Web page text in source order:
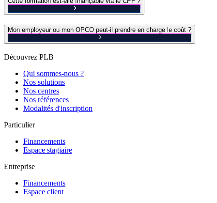
Mon employeur ou mon OPCO peut-il prendre en charge le coût ?
Découvrez PLB
Qui sommes-nous ?
Nos solutions
Nos centres
Nos références
Modalités d'inscription
Particulier
Financements
Espace stagiaire
Entreprise
Financements
Espace client